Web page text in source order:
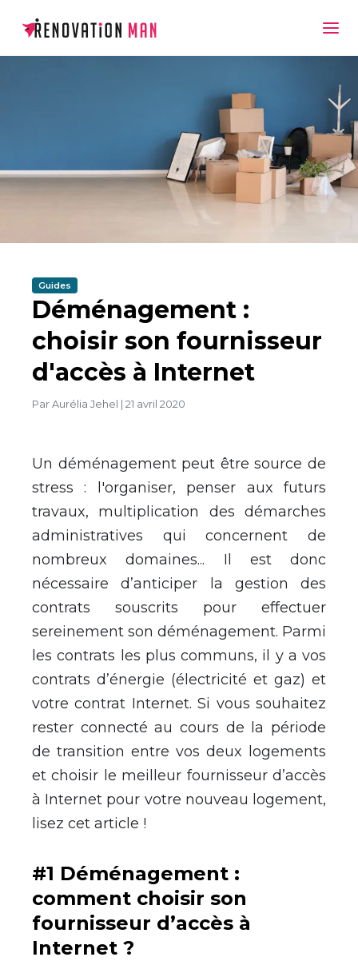
Guides
Déménagement :
choisir son fournisseur
d'accès à Internet
Par Aurélia Jehel 21 avril 2020
Un déménagement peut être source de
stress : l'organiser, penser aux futurs
travaux, multiplication des démarches
administratives qui concernent de
nombreux domaines... Il est donc
nécessaire d’anticiper la gestion des
contrats souscrits pour effectuer
sereinement son déménagement. Parmi
les contrats les plus communs, il y a vos
contrats d’énergie (électricité et gaz) et
votre contrat Internet. Si vous souhaitez
rester connecté au cours de la période
de transition entre vos deux logements
et choisir le meilleur fournisseur d’accès
à Internet pour votre nouveau logement,
lisez cet article !
#1 Déménagement :
comment choisir son
fournisseur d’accès à
Internet ?